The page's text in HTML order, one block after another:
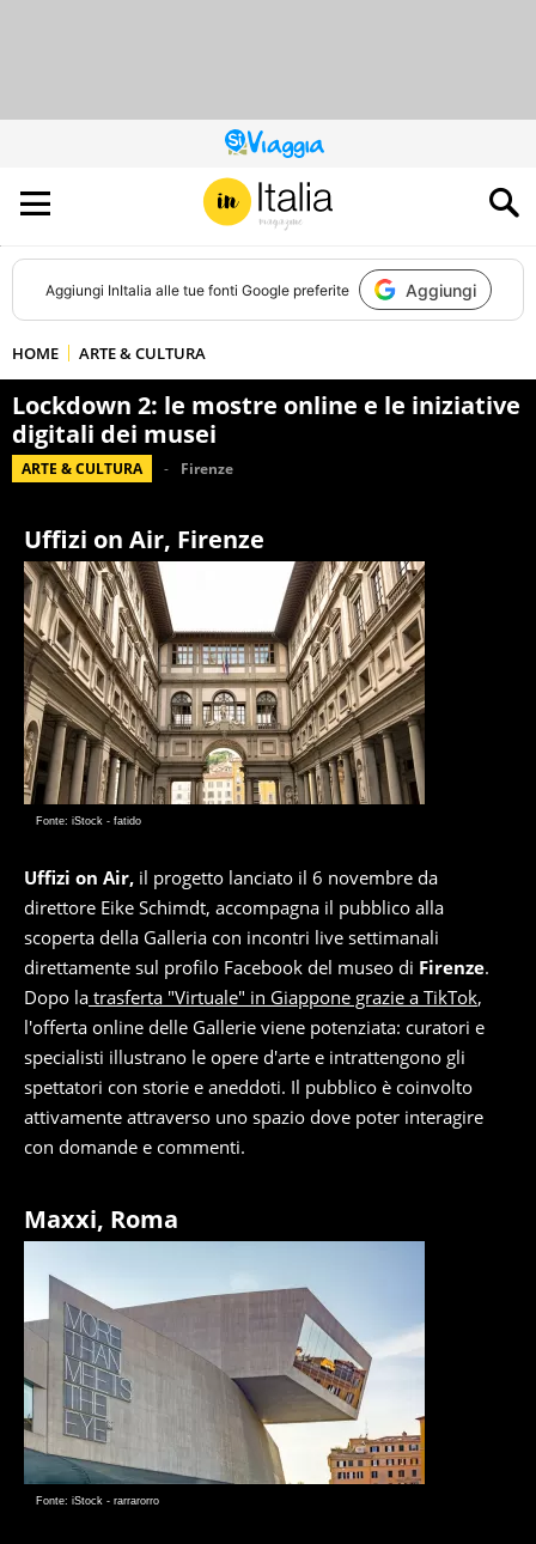
QUESTO
SITO
CONTRIBUISCE
ALL’AUDIENCE
DI
Aggiungi InItalia alle tue fonti Google preferite Aggiungi
HOME ARTE & CULTURA
Lockdown 2: le mostre online e le iniziative
digitali dei musei
ARTE & CULTURA Firenze
Uffizi on Air, Firenze
Fonte: iStock - fatido
Uffizi on Air, il progetto lanciato il 6 novembre da
direttore Eike Schimdt, accompagna il pubblico alla
scoperta della Galleria con incontri live settimanali
direttamente sul profilo Facebook del museo di Firenze.
Dopo la trasferta "Virtuale" in Giappone grazie a TikTok,
l'offerta online delle Gallerie viene potenziata: curatori e
specialisti illustrano le opere d'arte e intrattengono gli
spettatori con storie e aneddoti. Il pubblico è coinvolto
attivamente attraverso uno spazio dove poter interagire
con domande e commenti.
Maxxi, Roma
Fonte: iStock - rarrarorro